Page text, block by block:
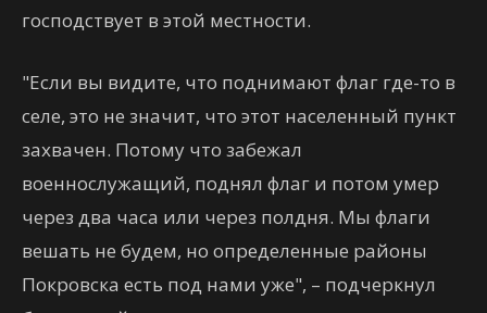
господствует в этой местности.
"Если вы видите, что поднимают флаг где-то в
селе, это не значит, что этот населенный пункт
захвачен. Потому что забежал
военнослужащий, поднял флаг и потом умер
через два часа или через полдня. Мы флаги
вешать не будем, но определенные районы
Покровска есть под нами уже", – подчеркнул